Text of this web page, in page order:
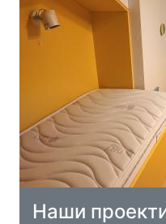
Наши